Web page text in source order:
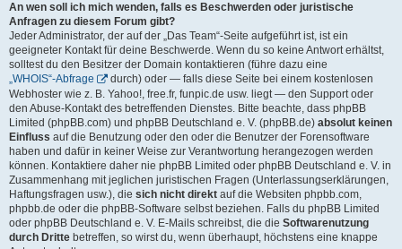
An wen soll ich mich wenden, falls es Beschwerden oder juristische
Anfragen zu diesem Forum gibt?
Jeder Administrator, der auf der „Das Team“-Seite aufgeführt ist, ist ein
geeigneter Kontakt für deine Beschwerde. Wenn du so keine Antwort erhältst,
solltest du den Besitzer der Domain kontaktieren (führe dazu eine
„WHOIS“-Abfrage
durch) oder — falls diese Seite bei einem kostenlosen
Webhoster wie z. B. Yahoo!, free.fr, funpic.de usw. liegt — den Support oder
den Abuse-Kontakt des betreffenden Dienstes. Bitte beachte, dass phpBB
Limited (phpBB.com) und phpBB Deutschland e. V. (phpBB.de) absolut keinen
Einfluss auf die Benutzung oder den oder die Benutzer der Forensoftware
haben und dafür in keiner Weise zur Verantwortung herangezogen werden
können. Kontaktiere daher nie phpBB Limited oder phpBB Deutschland e. V. in
Zusammenhang mit jeglichen juristischen Fragen (Unterlassungserklärungen,
Haftungsfragen usw.), die sich nicht direkt auf die Websiten phpbb.com,
phpbb.de oder die phpBB-Software selbst beziehen. Falls du phpBB Limited
oder phpBB Deutschland e. V. E-Mails schreibst, die die Softwarenutzung
durch Dritte betreffen, so wirst du, wenn überhaupt, höchstens eine knappe